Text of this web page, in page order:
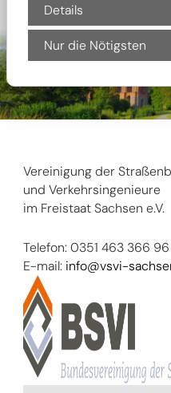
Vereinigung der
und Verkehrsingenieure
im Freistaat Sachsen e.V.
Telefon: 0351 463 366 96
E-mail: info@vsvi-
Details
Nur die Nötigsten